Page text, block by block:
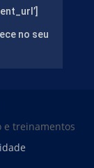
no seu
e treinamentos